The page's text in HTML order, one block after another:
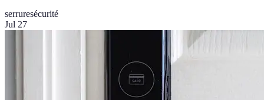
serruresécurité
Jul 27